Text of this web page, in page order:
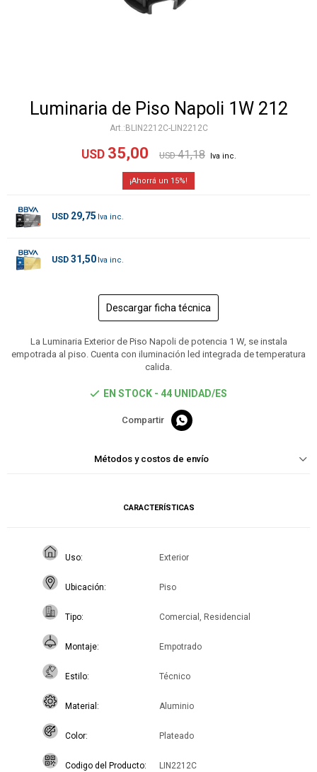
Luminaria de Piso Napoli 1W 212
BLIN2212C-LIN2212C
USD 35,00 USD 41,18
15
USD 29,75
USD 31,50
Descargar ficha técnica
La Luminaria Exterior de Piso Napoli de potencia 1 W, se instala
empotrada al piso. Cuenta con iluminación led integrada de temperatura
calida.
EN STOCK - 44 UNIDAD/ES

Métodos y costos de envío
CARACTERÍSTICAS
Uso Exterior
Ubicación Piso
Tipo Comercial, Residencial
Montaje Empotrado
Estilo Técnico
Material Aluminio
Color Plateado
Codigo del Producto LIN2212C